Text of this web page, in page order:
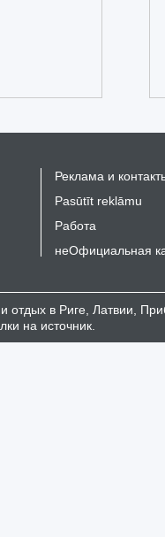
Реклама и
Pasūtīt reklāmu
Работа
неОфициальная
отдых в Риге, Латвии,
на источник.